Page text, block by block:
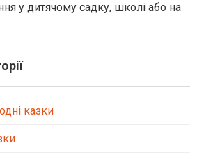
у дитячому садку, школі або на
казки